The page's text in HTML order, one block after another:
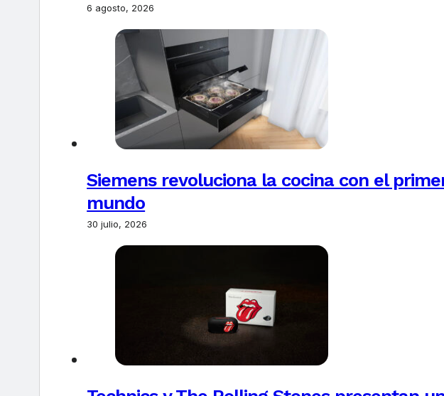
6 agosto, 2026
Siemens revoluciona la cocina con el
mundo
30 julio, 2026